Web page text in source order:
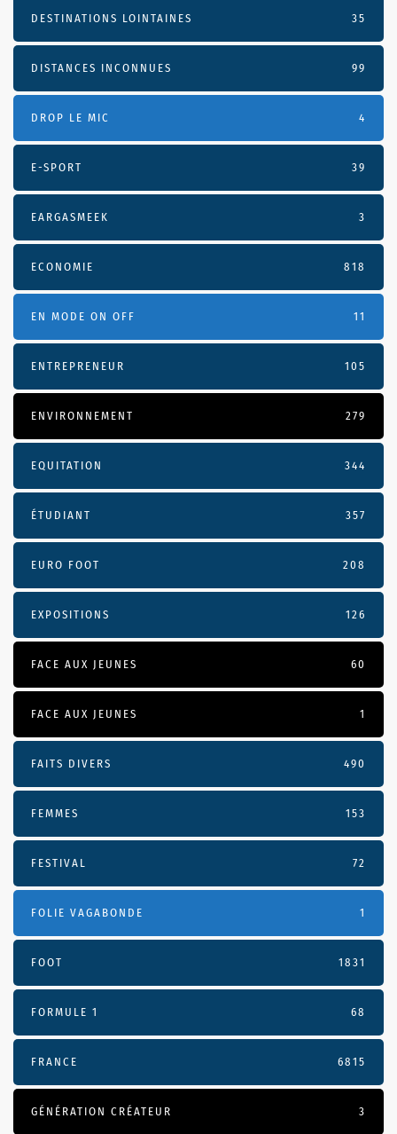
DESTINATIONS LOINTAINES 35
DISTANCES INCONNUES 99
DROP LE MIC 4
E-SPORT 39
EARGASMEEK 3
ECONOMIE 818
EN MODE ON OFF 11
ENTREPRENEUR 105
ENVIRONNEMENT 279
EQUITATION 344
ÉTUDIANT 357
EURO FOOT 208
EXPOSITIONS 126
FACE AUX JEUNES 60
FACE AUX JEUNES 1
FAITS DIVERS 490
FEMMES 153
FESTIVAL 72
FOLIE VAGABONDE 1
FOOT 1831
FORMULE 1 68
FRANCE 6815
GÉNÉRATION CRÉATEUR 3